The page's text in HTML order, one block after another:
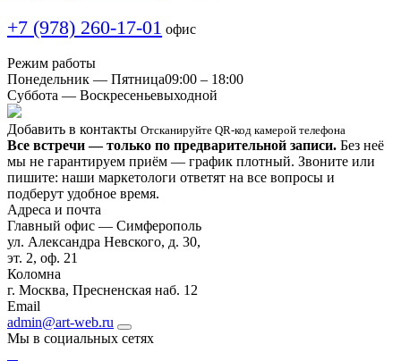
+7 (978) 260-17-01 офис
Режим работы
Понедельник — Пятница09:00 – 18:00
Суббота — Воскресеньевыходной
Добавить в контакты Отсканируйте QR-код камерой телефона
Все встречи — только по предварительной записи. Без неё
мы не гарантируем приём — график плотный. Звоните или
пишите: наши маркетологи ответят на все вопросы и
подберут удобное время.
Адреса и почта
Главный офис — Симферополь
ул. Александра Невского, д. 30,
эт. 2, оф. 21
Коломна
г. Москва, Пресненская наб. 12
Email
admin@art-web.ru
Мы в социальных сетях